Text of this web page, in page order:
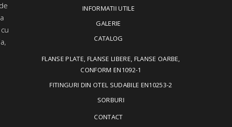
INFORMATII UTILE
GALERIE
CATALOG
FLANSE PLATE, FLANSE LIBERE, FLANSE OARBE,
CONFORM EN1092-1
FITINGURI DIN OTEL SUDABILE EN10253-2
SORBURI
CONTACT